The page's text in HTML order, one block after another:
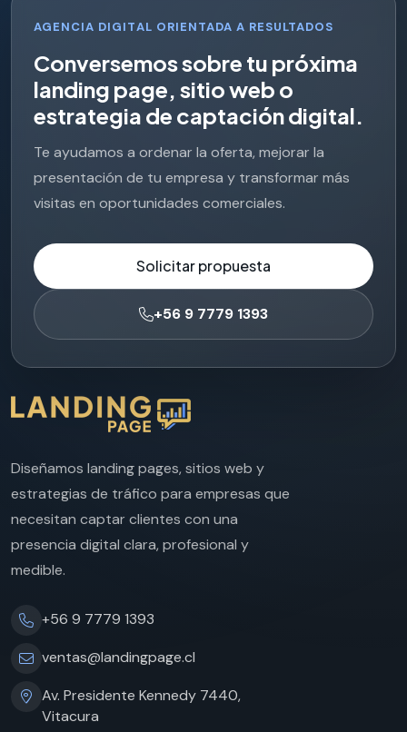
AGENCIA DIGITAL ORIENTADA A RESULTADOS
Conversemossobre tu próxima
landing page, sitioweb o
estrategia de captacióndigital.
Te ayudamos a ordenar la oferta, mejorar la
presentación de tu empresa y transformar más
visitas en oportunidades comerciales.
Solicitar propuesta
+56 9 7779 1393
Diseñamos landing pages, sitios web y
estrategias de tráfico para empresas que
necesitan captar clientes con una
presencia digital clara, profesional y
medible.
+56 9 7779 1393
ventas@landingpage.cl
Av. Presidente Kennedy 7440,
Vitacura